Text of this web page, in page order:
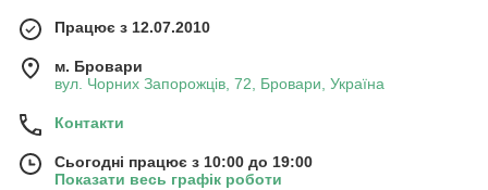
Працює з 12.07.2010
м. Бровари
вул. Чорних Запорожців, 72, Бровари, Україна
Контакти
Сьогодні працює з 10:00 до 19:00
Показати весь графік роботи